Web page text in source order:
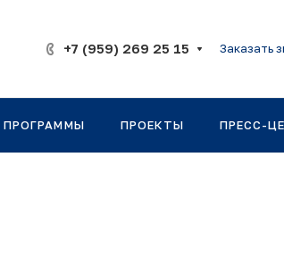
+7 (959) 269 25 15 Заказать
ПРОГРАММЫ ПРОЕКТЫ ПРЕСС-